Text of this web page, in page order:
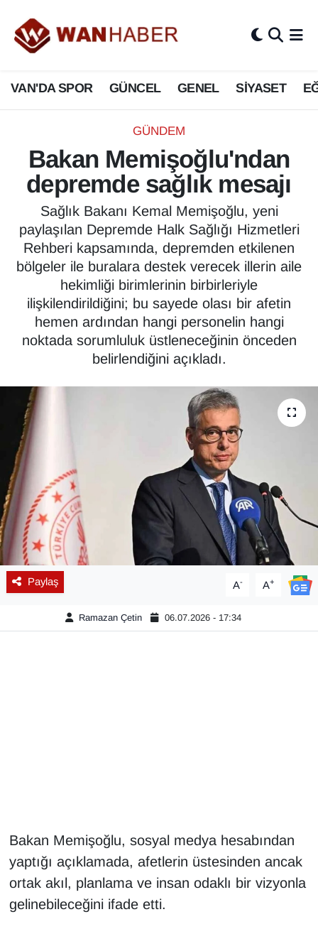
VAN'DA SPOR GÜNCEL GENEL SİYASET
GÜNDEM
Bakan Memişoğlu'ndan
depremde sağlık mesajı
Sağlık Bakanı Kemal Memişoğlu, yeni
paylaşılan Depremde Halk Sağlığı Hizmetleri
Rehberi kapsamında, depremden etkilenen
bölgeler ile buralara destek verecek illerin aile
hekimliği birimlerinin birbirleriyle
ilişkilendirildiğini; bu sayede olası bir afetin
hemen ardından hangi personelin hangi
noktada sorumluluk üstleneceğinin önceden
belirlendiğini açıkladı.
Paylaş A- A+
Ramazan Çetin 06.07.2026 - 17:34
Bakan Memişoğlu, sosyal medya hesabından
yaptığı açıklamada, afetlerin üstesinden ancak
ortak akıl, planlama ve insan odaklı bir vizyonla
gelinebileceğini ifade etti.
3.SAYFA
ASAYİŞ
BİLİM VE TEKNOLOJİ
Biyografi
Bölge Haberleri
ÇEVRE
Deprem
Dernekler, Odalar
Diğer
Eleman
Emlak
En çok konuşulanlar
GENEL
Güncel
Kamu Alımları
Kim Kimdir?
Van Nöbetçi Eczaneler
Van Hava Durumu
Van Namaz Vakitleri
Van Trafik Yoğunluk Haritası
Süper Lig Puan Durumu ve Fikstür
Tüm Manşetler
Son Dakika Haberleri
Haber Arşivi